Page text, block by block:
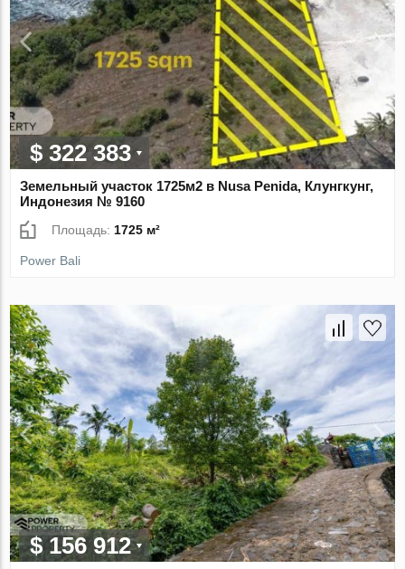
$ 322 383
Земельный участок 1725м2 в Nusa Penida, Клунгкунг,
Индонезия № 9160
Площадь: 1725 м²
Power Bali
$ 156 912